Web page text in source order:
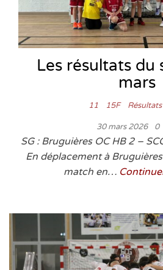
Les résultats du
mars
11 15F Résultats
30 mars 2026 0
SG : Bruguières OC HB 2 –
En déplacement à
match en…